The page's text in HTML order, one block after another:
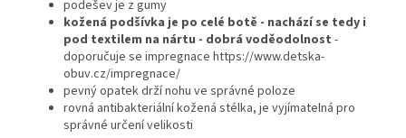
podešev je z gumy
kožená podšívka je po celé botě - nachází se tedy i
pod textilem na nártu - dobrá voděodolnost -
doporučuje se impregnace https://www.detska-
obuv.cz/impregnace/
pevný opatek drží nohu ve správné poloze
rovná antibakteriální kožená stélka, je vyjímatelná pro
správné určení velikosti